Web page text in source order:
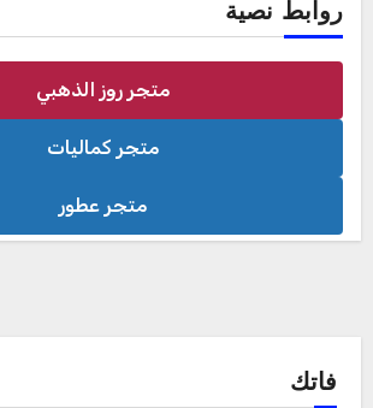
روابط نصية
متجر روز الذهبي
متجر كماليات
متجر عطور
فاتك